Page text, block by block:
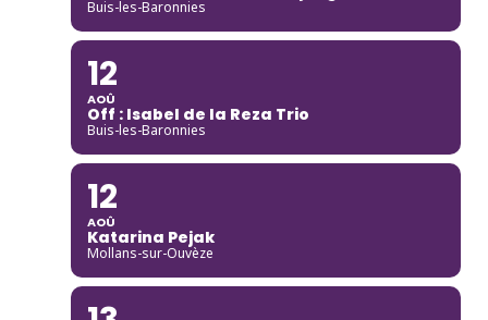
Buis-les-Baronnies
12
AOÛ
Off : Isabel de la Reza Trio
Buis-les-Baronnies
12
AOÛ
Katarina Pejak
Mollans-sur-Ouvèze